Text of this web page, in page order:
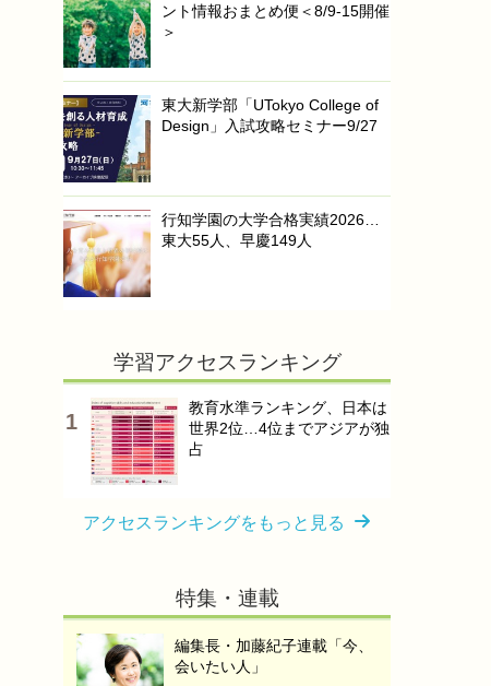
ント情報おまとめ便＜8/9-15開催
＞
東大新学部「UTokyo College of
Design」入試攻略セミナー9/27
行知学園の大学合格実績2026…
東大55人、早慶149人
学習アクセスランキング
教育水準ランキング、日本は
世界2位…4位までアジアが独
占
アクセスランキングをもっと見る
特集・連載
編集長・加藤紀子連載「今、
会いたい人」